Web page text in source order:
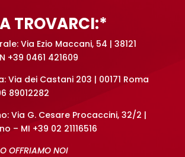
TROVARCI:*
Via Ezio Maccani, 54 | 38121
+39 0461 421609
Via dei Castani 203 | 00171 Roma
89012282
Via G. Cesare Procaccini, 32/2 |
– MI +39 02 21116516
OFFRIAMO NOI